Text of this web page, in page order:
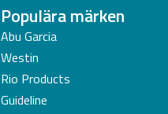
Populära märken
Abu Garcia
Westin
Rio Products
Guideline